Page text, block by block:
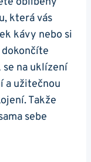
která vás
kávy nebo si
na uklízení
a užitečnou
Takže
sebe